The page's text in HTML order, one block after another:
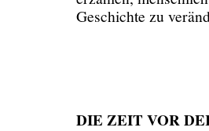
Geschichte zu
DIE ZEIT VOR